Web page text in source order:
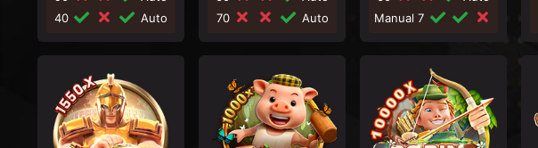
40
Auto
70
Auto
Manual 7